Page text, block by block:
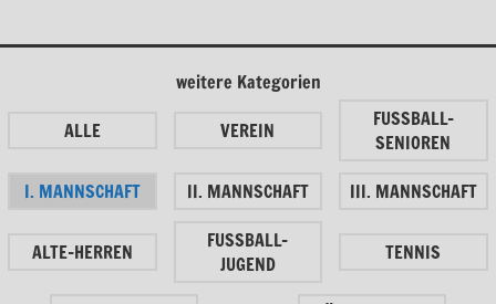
weitere Kategorien
ALLE
VEREIN
FUSSBALL-
SENIOREN
I. MANNSCHAFT
II. MANNSCHAFT III. MANNSCHAFT
ALTE-HERREN
FUSSBALL-
JUGEND
TENNIS